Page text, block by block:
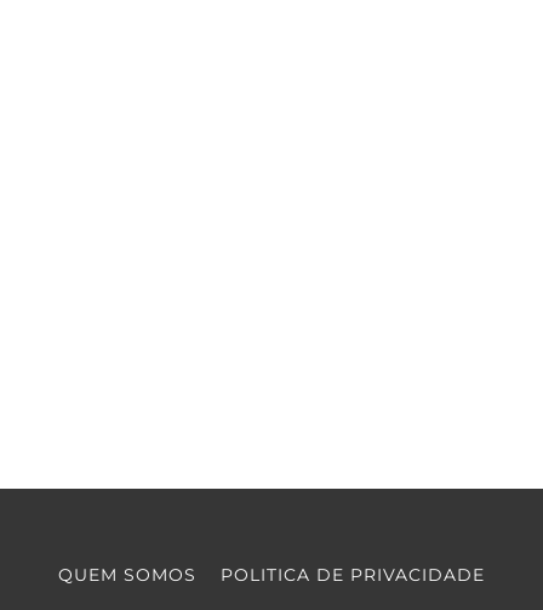
QUEM SOMOS POLITICA DE PRIVACIDADE